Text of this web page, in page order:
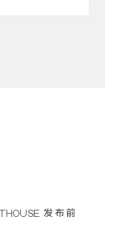
发布前